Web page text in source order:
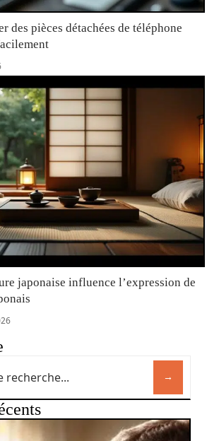
des pièces détachées de téléphone
japonaise influence l’expression de